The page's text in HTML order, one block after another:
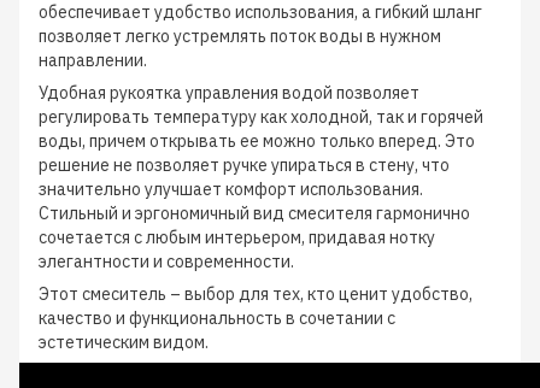
обеспечивает удобство использования, а гибкий шланг
позволяет легко устремлять поток воды в нужном
направлении.
Удобная рукоятка управления водой позволяет
регулировать температуру как холодной, так и горячей
воды, причем открывать ее можно только вперед. Это
решение не позволяет ручке упираться в стену, что
значительно улучшает комфорт использования.
Стильный и эргономичный вид смесителя гармонично
сочетается с любым интерьером, придавая нотку
элегантности и современности.
Этот смеситель – выбор для тех, кто ценит удобство,
качество и функциональность в сочетании с
эстетическим видом.